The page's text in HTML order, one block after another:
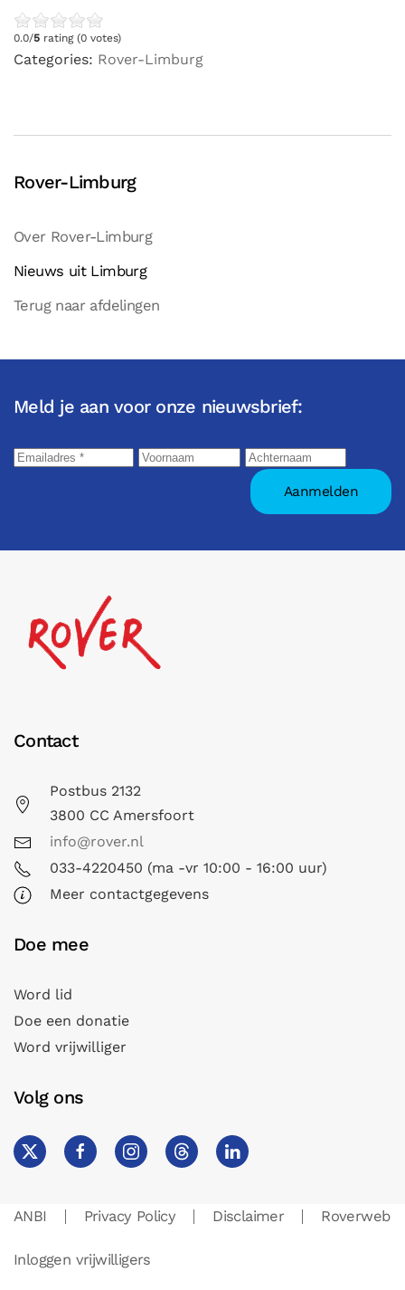
0.0/5 rating (0 votes)
Categories: Rover-Limburg
Rover-Limburg
Over Rover-Limburg
Nieuws uit Limburg
Terug naar afdelingen
Meld je aan voor onze nieuwsbrief:
Contact
Postbus 2132
3800 CC Amersfoort
info@rover.nl
033-4220450 (ma -vr 10:00 - 16:00 uur)
Meer contactgegevens
Doe mee
Word lid
Doe een donatie
Word vrijwilliger
Volg ons
ANBI Privacy Policy Disclaimer Roverweb
Inloggen vrijwilligers